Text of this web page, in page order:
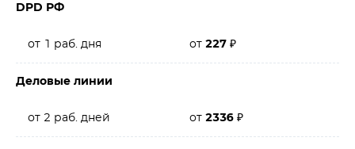
DPD РФ
от 1 раб. дня от 227 ₽
Деловые линии
от 2 раб. дней от 2336 ₽